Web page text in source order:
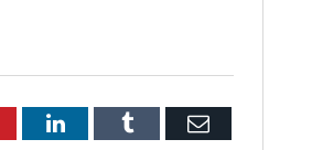
LinkedInTumblr Email